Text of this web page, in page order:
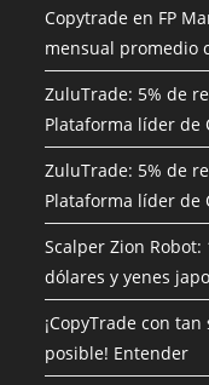
Copytrade en FP
mensual promedio
ZuluTrade: 5% de
Plataforma líder de
ZuluTrade: 5% de
Plataforma líder de
Scalper Zion
dólares y yenes
¡CopyTrade con
posible! Entender